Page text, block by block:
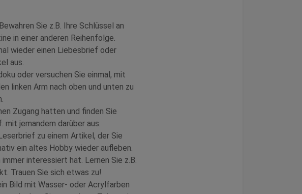
Sie z.B. Ihre Schlüssel an
in einer anderen Reihenfolge.
wieder einen Liebesbrief oder
aus.
oder versuchen Sie einmal, mit
linken Arm nach oben und unten zu
Zugang hatten und finden Sie
mit jemandem darüber aus.
zu einem Artikel, der Sie
ein altes Hobby wieder aufleben.
interessiert hat. Lernen Sie z.B.
Trauen Sie sich etwas zu!
Bild mit Wasser- oder Acrylfarben